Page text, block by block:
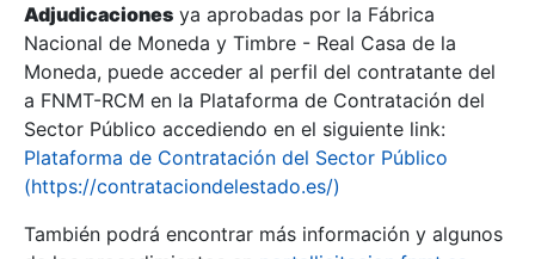
Adjudicaciones ya aprobadas por la Fábrica
Nacional de Moneda y Timbre - Real Casa de la
Moneda, puede acceder al perfil del contratante del
a FNMT-RCM en la Plataforma de Contratación del
Sector Público accediendo en el siguiente link:
Plataforma de Contratación del Sector Público
(https://contrataciondelestado.es/)
También podrá encontrar más información y algunos